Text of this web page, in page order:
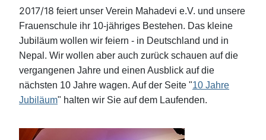
2017/18 feiert unser Verein Mahadevi e.V. und unsere
Frauenschule ihr 10-jähriges Bestehen. Das kleine
Jubiläum wollen wir feiern - in Deutschland und in
Nepal. Wir wollen aber auch zurück schauen auf die
vergangenen Jahre und einen Ausblick auf die
nächsten 10 Jahre wagen. Auf der Seite "10 Jahre
Jubiläum" halten wir Sie auf dem Laufenden.